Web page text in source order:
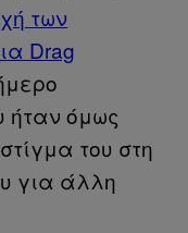
των
Drag
ήταν όμως
του στη
για άλλη